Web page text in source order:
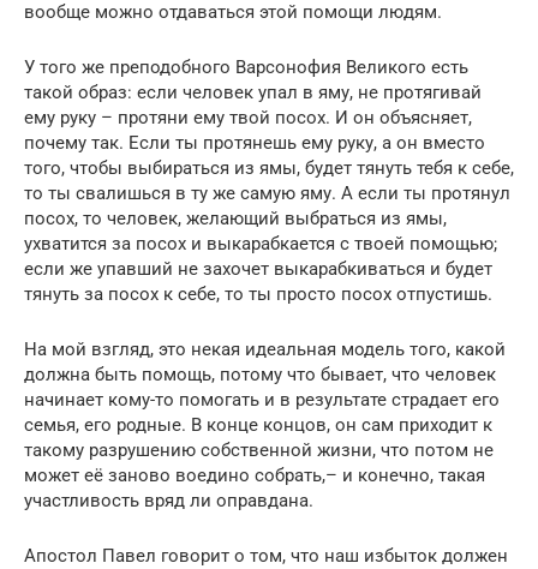
вообще можно отдаваться этой помощи людям.
У того же преподобного Варсонофия Великого есть
такой образ: если человек упал в яму, не протягивай
ему руку – протяни ему твой посох. И он объясняет,
почему так. Если ты протянешь ему руку, а он вместо
того, чтобы выбираться из ямы, будет тянуть тебя к себе,
то ты свалишься в ту же самую яму. А если ты протянул
посох, то человек, желающий выбраться из ямы,
ухватится за посох и выкарабкается с твоей помощью;
если же упавший не захочет выкарабкиваться и будет
тянуть за посох к себе, то ты просто посох отпустишь.
На мой взгляд, это некая идеальная модель того, какой
должна быть помощь, потому что бывает, что человек
начинает кому-то помогать и в результате страдает его
семья, его родные. В конце концов, он сам приходит к
такому разрушению собственной жизни, что потом не
может её заново воедино собрать,– и конечно, такая
участливость вряд ли оправдана.
Апостол Павел говорит о том, что наш избыток должен